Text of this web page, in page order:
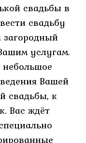
свадьбы в
свадьбу
загородный
услугам.
Вашей
свадьбы, к
Вас ждёт